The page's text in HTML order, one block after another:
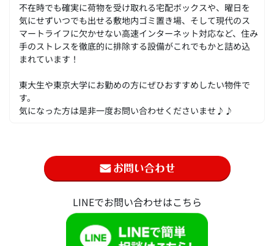
不在時でも確実に荷物を受け取れる宅配ボックスや、曜日を
気にせずいつでも出せる敷地内ゴミ置き場、そして現代のス
マートライフに欠かせない高速インターネット対応など、住み
手のストレスを徹底的に排除する設備がこれでもかと詰め込
まれています！
東大生や東京大学にお勤めの方にぜひおすすめしたい物件で
す。
気になった方は是非一度お問い合わせくださいませ♪♪
LINEでお問い合わせはこちら